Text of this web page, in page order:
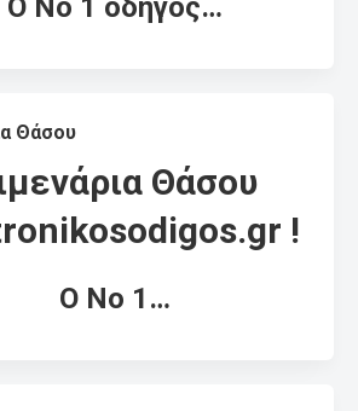
Ο Νο 1 οδηγός…
Θάσου
Θάσου
!
Ο Νο 1…